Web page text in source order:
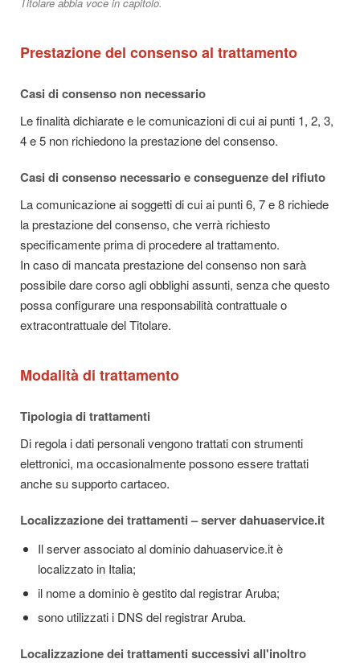
Prestazione del consenso al trattamento
Casi di consenso non necessario
Le finalità dichiarate e le comunicazioni di cui ai punti 1, 2, 3,
4 e 5 non richiedono la prestazione del consenso.
Casi di consenso necessario e conseguenze del rifiuto
La comunicazione ai soggetti di cui ai punti 6, 7 e 8 richiede
la prestazione del consenso, che verrà richiesto
specificamente prima di procedere al trattamento.
In caso di mancata prestazione del consenso non sarà
possibile dare corso agli obblighi assunti, senza che questo
possa configurare una responsabilità contrattuale o
extracontrattuale del Titolare.
Modalità di trattamento
Tipologia di trattamenti
Di regola i dati personali vengono trattati con strumenti
elettronici, ma occasionalmente possono essere trattati
anche su supporto cartaceo.
Localizzazione dei trattamenti – server dahuaservice.it
Il server associato al dominio dahuaservice.it è
localizzato in Italia;
il nome a dominio è gestito dal registrar Aruba;
sono utilizzati i DNS del registrar Aruba.
Localizzazione dei trattamenti successivi all'inoltro